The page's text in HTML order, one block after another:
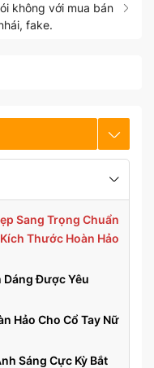
không với mua bán
fake.
Sang Trọng Chuẩn
Thước Hoàn Hảo
Dáng Được Yêu
Hảo Cho Cổ Tay Nữ
Sáng Cực Kỳ Bắt